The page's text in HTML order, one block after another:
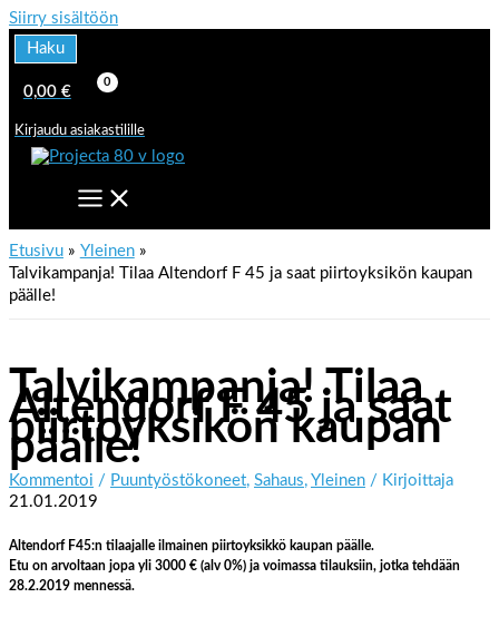
Siirry sisältöön
Haku
0,00 €
Kirjaudu asiakastilille
Etusivu
Yleinen
Talvikampanja! Tilaa Altendorf F 45 ja saat piirtoyksikön kaupan
päälle!
Talvikampanja! Tilaa
Altendorf F 45 ja saat
piirtoyksikön kaupan
päälle!
Kommentoi / Puuntyöstökoneet, Sahaus, Yleinen / Kirjoittaja
21.01.2019
Altendorf F45:n tilaajalle ilmainen piirtoyksikkö kaupan päälle.
Etu on arvoltaan jopa yli 3000 € (alv 0%) ja voimassa tilauksiin, jotka tehdään
28.2.2019 mennessä.